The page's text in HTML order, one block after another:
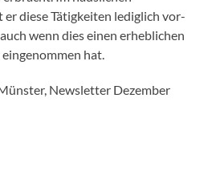
diese Tätigkeiten lediglich vor-
wenn dies einen erheblichen
hat.
Newsletter Dezember